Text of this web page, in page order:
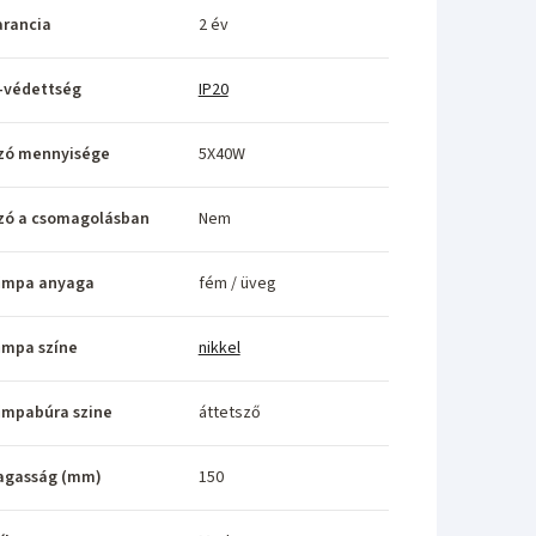
2 év
védettség IP20
mennyisége 5X40W
a csomagolásban Nem
anyaga fém / üveg
színe nikkel
szine áttetsző
(mm) 150